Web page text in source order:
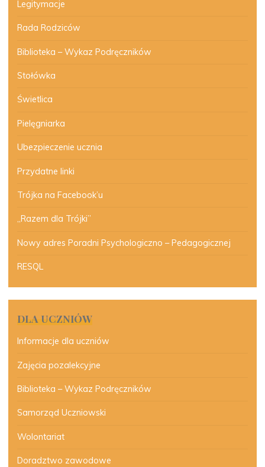
Legitymacje
Rada Rodziców
Biblioteka – Wykaz Podręczników
Stołówka
Świetlica
Pielęgniarka
Ubezpieczenie ucznia
Przydatne linki
Trójka na Facebook’u
„Razem dla Trójki”
Nowy adres Poradni Psychologiczno – Pedagogicznej
RESQL
DLA UCZNIÓW
Informacje dla uczniów
Zajęcia pozalekcyjne
Biblioteka – Wykaz Podręczników
Samorząd Uczniowski
Wolontariat
Doradztwo zawodowe